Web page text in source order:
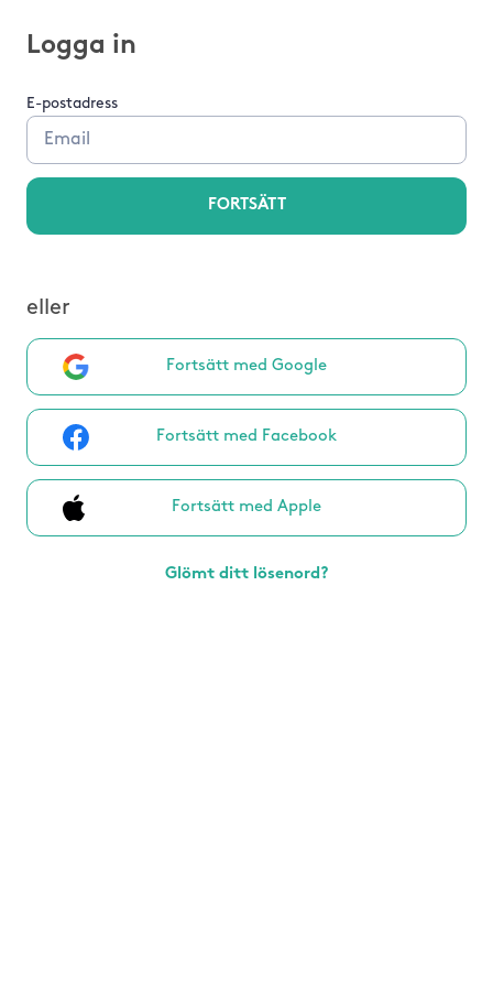
Logga in
E-postadress
FORTSÄTT
eller
Fortsätt med Google
Fortsätt med Facebook
Fortsätt med Apple
Glömt ditt lösenord?